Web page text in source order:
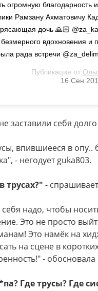
огромную благодарность
Рамзану Ахматовичу
дочь 🙏🏻
вдохновения и
рада встречи
Публикация от
16 Сен
заставили себя
впившиееся в
- негодует guka803.
трусах?" -
надо, чтобы
Это не просто
Это намёк на
на сцене в
-
Где трусы? Где